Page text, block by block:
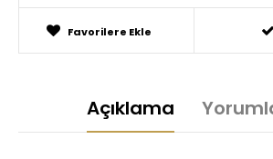
Favorilere Ekle
Açıklama